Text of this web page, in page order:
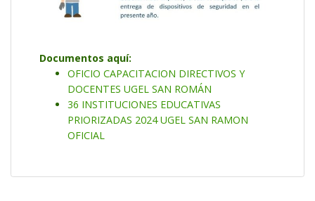
Documentos aquí:
OFICIO CAPACITACION DIRECTIVOS Y
DOCENTES UGEL SAN ROMÁN
36 INSTITUCIONES EDUCATIVAS
PRIORIZADAS 2024 UGEL SAN RAMON
OFICIAL